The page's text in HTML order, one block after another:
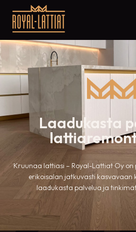
Laadukasta
Kruunaa lattiasi – Royal-Lattiat Oy
erikoisalan jatkuvasti kasvavaan
laadukasta palvelua ja